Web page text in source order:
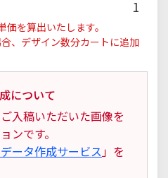
1
を算出いたします。
、デザイン数分カートに追加
について
入稿いただいた画像を
ンです。
ータ作成サービス 」を